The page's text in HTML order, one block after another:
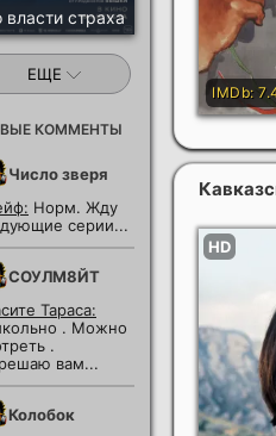
власти страха
ЕЩЕ
КОММЕНТЫ
Число зверя
Норм. Жду
серии...
СОУЛМ8ЙТ
Тараса:
. Можно
.
вам...
Колобок